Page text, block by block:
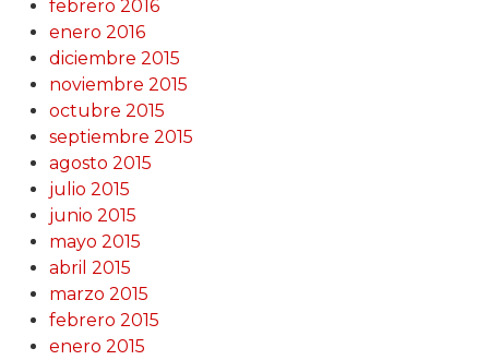
febrero 2016
enero 2016
diciembre 2015
noviembre 2015
octubre 2015
septiembre 2015
agosto 2015
julio 2015
junio 2015
mayo 2015
abril 2015
marzo 2015
febrero 2015
enero 2015